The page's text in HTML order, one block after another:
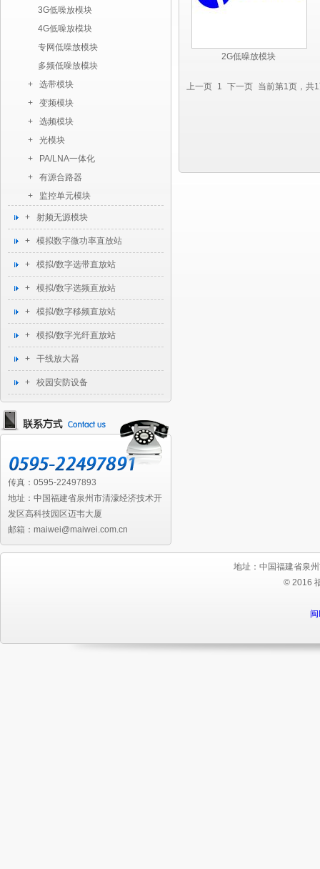
3G低噪放模块
4G低噪放模块
专网低噪放模块
多频低噪放模块
+ 选带模块
+ 变频模块
+ 选频模块
+ 光模块
+ PA/LNA一体化
+ 有源合路器
+ 监控单元模块
+ 射频无源模块
+ 模拟数字微功率直放站
+ 模拟/数字选带直放站
+ 模拟/数字选频直放站
+ 模拟/数字移频直放站
+ 模拟/数字光纤直放站
+ 干线放大器
+ 校园安防设备
传真：0595-22497893
地址：中国福建省泉州市清濛经济技术开
发区高科技园区迈韦大厦
邮箱：maiwei@maiwei.com.cn
2G低噪放模块
上一页 1 下一页 当前第1页，共
地址：中国福建省泉
© 2016